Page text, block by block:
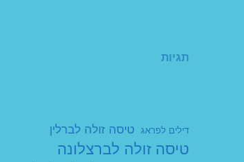
תגיות
דילים לפראג טיסה זולה לברלין
טיסה זולה לברצלונה